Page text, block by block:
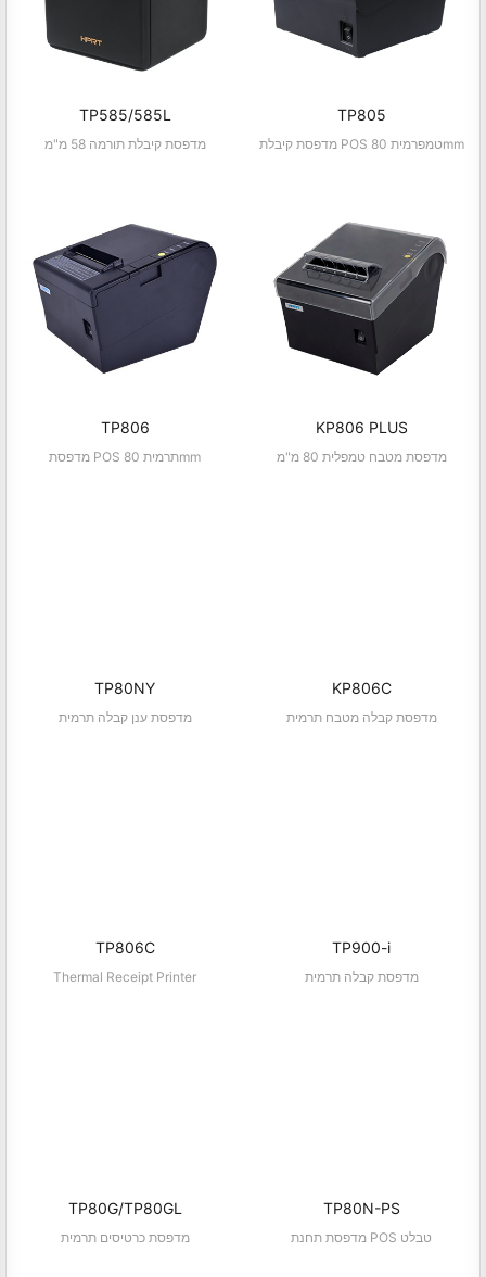
TP585/585L
מדפסת קיבלת תורמה 58 מ"מ
TP805
מדפסת קיבלת POS טמפרמית 80mm
TP806
מדפסת POS תרמית 80mm
KP806 PLUS
מדפסת מטבח טמפלית 80 מ"מ
TP80NY
מדפסת ענן קבלה תרמית
KP806C
מדפסת קבלה מטבח תרמית
TP806C
Thermal Receipt Printer
TP900-i
מדפסת קבלה תרמית
TP80G/TP80GL
מדפסת כרטיסים תרמית
TP80N-PS
מדפסת תחנת POS טבלט